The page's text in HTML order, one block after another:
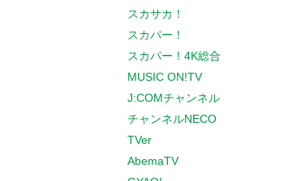
スカサカ！
スカパー！
スカパー！4K総合
MUSIC ON!TV
J:COMチャンネル
チャンネルNECO
TVer
AbemaTV